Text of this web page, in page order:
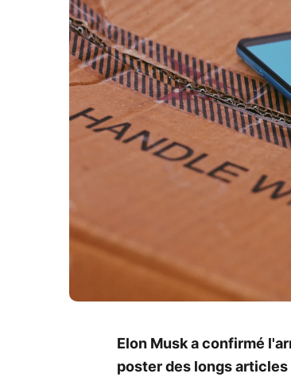
Elon Musk a confirmé
poster des longs